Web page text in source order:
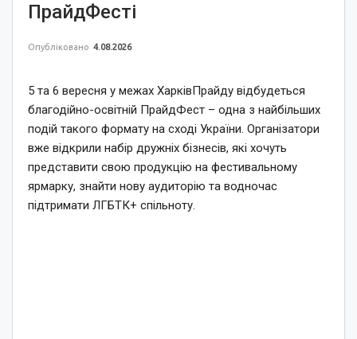
ПрайдФесті
Опубліковано 4.08.2026
5 та 6 вересня у межах ХарківПрайду відбудеться
благодійно-освітній ПрайдФест – одна з найбільших
подій такого формату на сході України. Організатори
вже відкрили набір дружніх бізнесів, які хочуть
представити свою продукцію на фестивальному
ярмарку, знайти нову аудиторію та водночас
підтримати ЛГБТК+ спільноту.